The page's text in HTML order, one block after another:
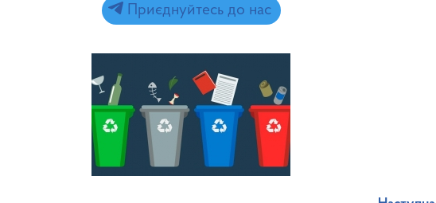
Приєднуйтесь до нас